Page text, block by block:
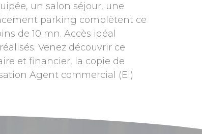
un salon séjour, une
parking complètent ce
de 10 mn. Accès idéal
Venez découvrir ce
et financier, la copie de
Agent commercial (EI)